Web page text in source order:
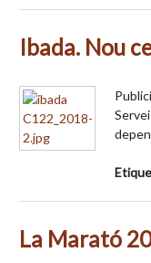
Ibada. Nou
La Marató